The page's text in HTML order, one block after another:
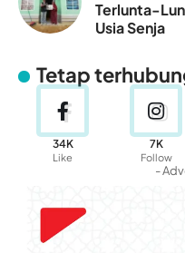
Terlunta-
Usia Senja
Tetap
34K
Like
7K
Follow
-